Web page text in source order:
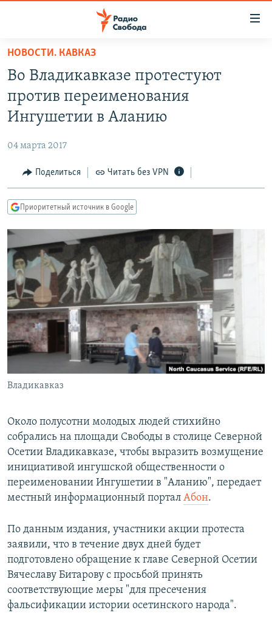
упрощенного
доступа
основному
Вернутся
Вернутся
ПОДКАСТЫ
АВТОРСКИЕ ПРОЕКТЫ
МНЕНИЯ
КУЛЬТУРА
КАВКАЗ.РЕАЛИИ
СЕВЕР.РЕАЛИИ
СИБИРЬ.РЕАЛИИ
РАСПИСАНИЕ ВЕЩАНИЯ
ПОДПИШИТЕСЬ НА РАССЫЛКУ
СОЦИАЛЬНЫЕ СЕТИ
Все сайты РСЕ/РС
НОВОСТИ. КАВКАЗ
Во Владикавказе протестуют
против переименования
Ингушетии в Аланию
04 марта 2017
Поделиться Читать без VPN
Приоритетный источник в Google
Владикавказ
Около полусотни молодых людей стихийно
собрались на площади Свободы в столице Северной
Осетии Владикавказе, чтобы выразить возмущение
инициативой ингушской общественности о
переименовании Ингушетии в "Аланию", передает
местный информационный портал Абон.
По данным издания, участники акции протеста
заявили, что в течение двух дней будет
подготовлено обращение к главе Северной Осетии
Вячеславу Битарову с просьбой принять
соответствующие меры "для пресечения
фальсификации истории осетинского народа".